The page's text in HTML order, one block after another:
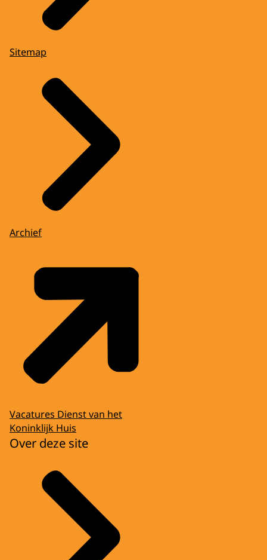
Sitemap
Archief
Vacatures Dienst van het
Koninklijk Huis
Over deze site